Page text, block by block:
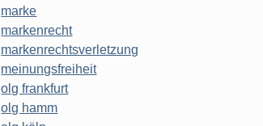
marke
markenrecht
markenrechtsverletzung
meinungsfreiheit
olg frankfurt
olg hamm